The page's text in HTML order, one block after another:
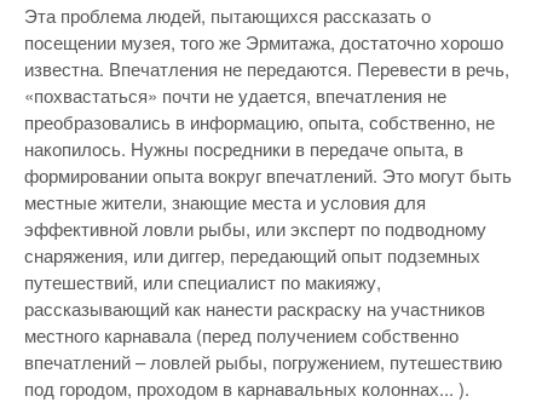
Эта проблема людей, пытающихся рассказать о
посещении музея, того же Эрмитажа, достаточно хорошо
известна. Впечатления не передаются. Перевести в речь,
«похвастаться» почти не удается, впечатления не
преобразовались в информацию, опыта, собственно, не
накопилось. Нужны посредники в передаче опыта, в
формировании опыта вокруг впечатлений. Это могут быть
местные жители, знающие места и условия для
эффективной ловли рыбы, или эксперт по подводному
снаряжения, или диггер, передающий опыт подземных
путешествий, или специалист по макияжу,
рассказывающий как нанести раскраску на участников
местного карнавала (перед получением собственно
впечатлений – ловлей рыбы, погружением, путешествию
под городом, проходом в карнавальных колоннах... ).